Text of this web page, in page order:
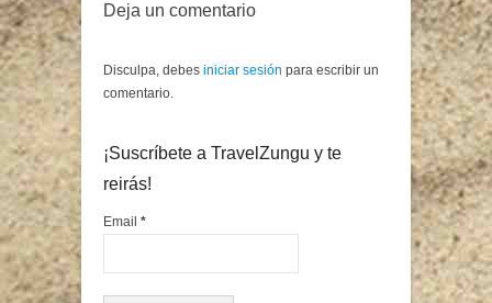
Deja un comentario
Disculpa, debes iniciar sesión para escribir un
comentario.
¡Suscríbete a TravelZungu y te
reirás!
Email *